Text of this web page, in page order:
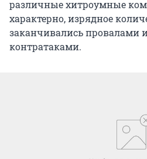
различные хитроумные
характерно, изрядное
заканчивались провалами
контратаками.